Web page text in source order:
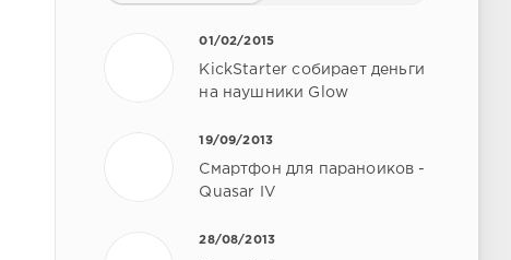
01/02/2015
KickStarter собирает деньги
на наушники Glow
19/09/2013
Смартфон для параноиков -
Quasar IV
28/08/2013